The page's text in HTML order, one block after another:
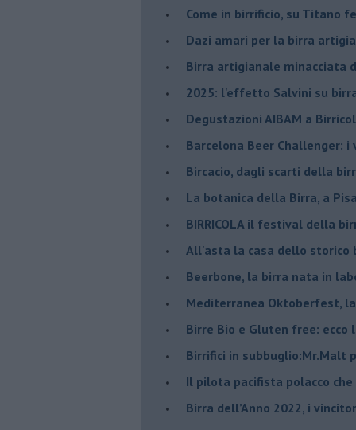
​Come in birrificio, su Titano
Dazi amari per la birra
​Birra artigianale minacciata
​2025: l'effetto Salvini su
​Degustazioni AIBAM a
​Barcelona Beer Challenger: i
Bircacio, dagli scarti della
​La botanica della Birra, a
BIRRICOLA il festival della
​All'asta la casa dello storico
Beerbone, la birra nata in
Mediterranea Oktoberfest,
​Birre Bio e Gluten free: ecco
​Birrifici in subbuglio:Mr.Malt
​Il pilota pacifista polacco
​Birra dell’Anno 2022, i